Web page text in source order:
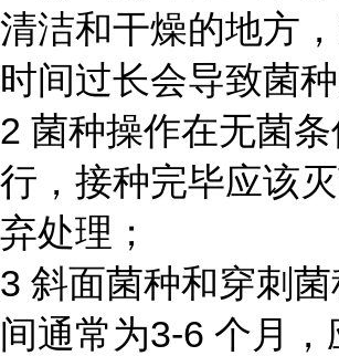
清洁和干燥的地方
时间过长会导致菌种
2 菌种操作在无菌
行，接种完毕应该
弃处理；
3 斜面菌种和穿刺
间通常为3-6 个月，